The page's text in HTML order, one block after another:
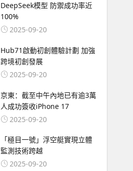
DeepSeek模型 防禦成功率近
100%
2025-09-20
Hub71啟動初創體驗計劃 加強
跨境初創發展
2025-09-20
京東：截至中午內地已有逾3萬
人成功簽收iPhone 17
2025-09-20
「極目一號」浮空艇實現立體
監測技術跨越
2025-09-20